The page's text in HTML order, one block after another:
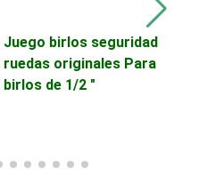
Juego birlos seguridad
ruedas originales Para
birlos de 1/2 "